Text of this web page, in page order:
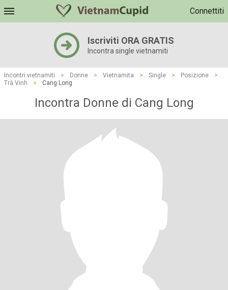
Connettiti
Iscriviti ORA GRATIS
Incontra single vietnamiti
Incontri vietnamiti > Donne > Vietnamita > Single > Posizione
>
Trà Vinh
> Cang Long
Incontra Donne di Cang Long